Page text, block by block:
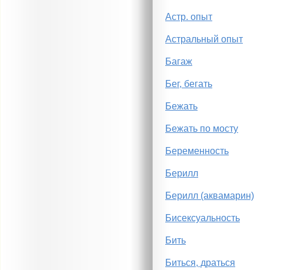
Астр. опыт
Астральный опыт
Багаж
Бег, бегать
Бежать
Бежать по мосту
Беременность
Берилл
Берилл (аквамарин)
Бисексуальность
Бить
Биться, драться